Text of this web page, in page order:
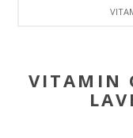
VITAMIN